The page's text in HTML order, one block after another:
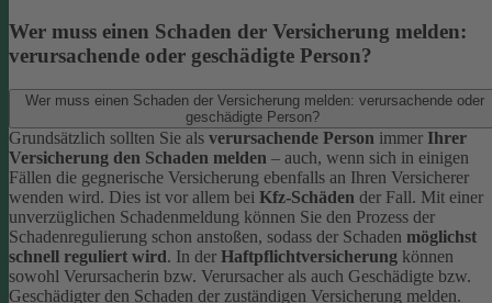
Wer muss einen Schaden der Versicherung melden:
verursachende oder geschädigte Person?
Wer muss einen Schaden der Versicherung melden: verursachende oder
geschädigte Person?
Grundsätzlich sollten Sie als verursachende Person immer Ihrer
Versicherung den Schaden melden – auch, wenn sich in einigen
Fällen die gegnerische Versicherung ebenfalls an Ihren Versicherer
wenden wird. Dies ist vor allem bei Kfz-Schäden der Fall. Mit einer
unverzüglichen Schadenmeldung können Sie den Prozess der
Schadenregulierung schon anstoßen, sodass der Schaden möglichst
schnell reguliert wird. In der Haftpflichtversicherung können
sowohl Verursacherin bzw. Verursacher als auch Geschädigte bzw.
Geschädigter den Schaden der zuständigen Versicherung melden.